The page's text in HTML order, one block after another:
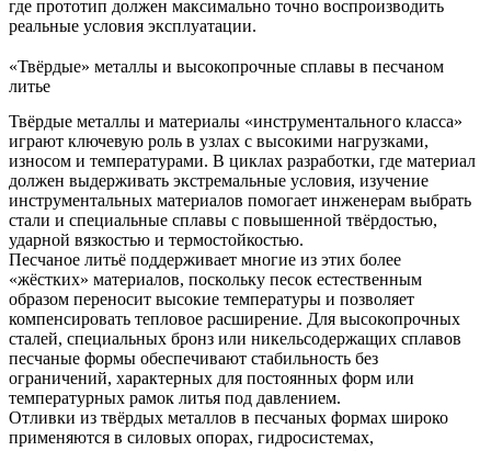
где прототип должен максимально точно воспроизводить
реальные условия эксплуатации.
«Твёрдые» металлы и высокопрочные сплавы в песчаном
литье
Твёрдые металлы и материалы «инструментального класса»
играют ключевую роль в узлах с высокими нагрузками,
износом и температурами. В циклах разработки, где материал
должен выдерживать экстремальные условия, изучение
инструментальных материалов помогает инженерам выбрать
стали и специальные сплавы с повышенной твёрдостью,
ударной вязкостью и термостойкостью.
Песчаное литьё поддерживает многие из этих более
«жёстких» материалов, поскольку песок естественным
образом переносит высокие температуры и позволяет
компенсировать тепловое расширение. Для высокопрочных
сталей, специальных бронз или никельсодержащих сплавов
песчаные формы обеспечивают стабильность без
ограничений, характерных для постоянных форм или
температурных рамок литья под давлением.
Отливки из твёрдых металлов в песчаных формах широко
применяются в силовых опорах, гидросистемах,